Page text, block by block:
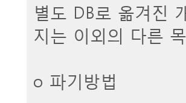
별도 DB로 옮겨진
지는 이외의 다른
ο 파기방법